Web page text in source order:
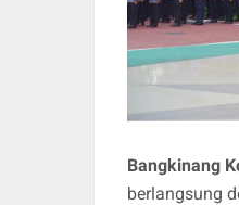
Bangkinang
berlangsung